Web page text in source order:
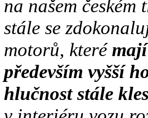
na našem českém
stále se
motorů, které
především vyšší
hlučnost stále